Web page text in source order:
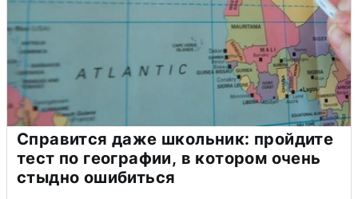
Справится даже школьник: пройдите
тест по географии, в котором очень
стыдно ошибиться